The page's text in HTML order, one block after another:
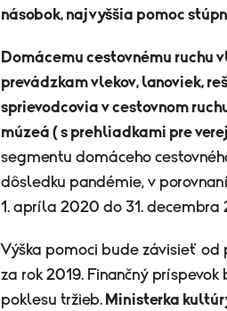
násobok, najvyššia pomoc
Domácemu cestovnému ruchu
prevádzkam vlekov, lanoviek,
sprievodcovia v cestovnom
múzeá ( s prehliadkami pre
segmentu domáceho
dôsledku pandémie, v
1. apríla 2020 do 31. decembra
​Výška pomoci bude závisieť od
za rok 2019. Finančný
poklesu tržieb. Ministerka